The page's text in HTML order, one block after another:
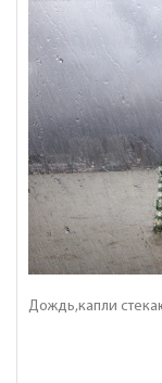
Дождь,капли